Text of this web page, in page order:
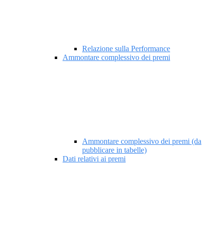
Relazione sulla Performance
Ammontare complessivo dei premi
Ammontare complessivo dei premi (da
pubblicare in tabelle)
Dati relativi ai premi